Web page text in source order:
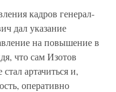
кадров генерал-
дал указание
на повышение в
что сам Изотов
артачиться и,
оперативно